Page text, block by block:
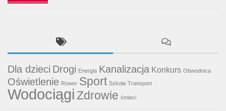
Dla dzieci Drogi Energia Kanalizacja Konkurs Obwodnica
Oświetlenie Rower Sport Szkoła Transport
WodociągiZdrowie śmieci